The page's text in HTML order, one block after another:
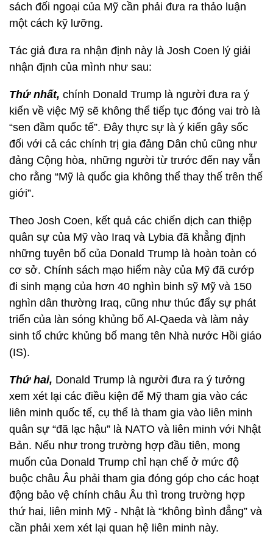
sách đối ngoại của Mỹ cần phải đưa ra thảo luận
một cách kỹ lưỡng.
Tác giả đưa ra nhận định này là Josh Coen lý giải
nhận định của mình như sau:
Thứ nhất, chính Donald Trump là người đưa ra ý
kiến về việc Mỹ sẽ không thể tiếp tục đóng vai trò là
“sen đầm quốc tế”. Đây thực sự là ý kiến gây sốc
đối với cả các chính trị gia đảng Dân chủ cũng như
đảng Cộng hòa, những người từ trước đến nay vẫn
cho rằng “Mỹ là quốc gia không thể thay thế trên thế
giới”.
Theo Josh Coen, kết quả các chiến dịch can thiệp
quân sự của Mỹ vào Iraq và Lybia đã khẳng định
những tuyên bố của Donald Trump là hoàn toàn có
cơ sở. Chính sách mạo hiểm này của Mỹ đã cướp
đi sinh mạng của hơn 40 nghìn binh sỹ Mỹ và 150
nghìn dân thường Iraq, cũng như thúc đẩy sự phát
triển của làn sóng khủng bố Al-Qaeda và làm nảy
sinh tổ chức khủng bố mang tên Nhà nước Hồi giáo
(IS).
Thứ hai, Donald Trump là người đưa ra ý tưởng
xem xét lại các điều kiện để Mỹ tham gia vào các
liên minh quốc tế, cụ thể là tham gia vào liên minh
quân sự “đã lạc hậu” là NATO và liên minh với Nhật
Bản. Nếu như trong trường hợp đầu tiên, mong
muốn của Donald Trump chỉ hạn chế ở mức độ
buộc châu Âu phải tham gia đóng góp cho các hoạt
động bảo vệ chính châu Âu thì trong trường hợp
thứ hai, liên minh Mỹ - Nhật là “không bình đẳng” và
cần phải xem xét lại quan hệ liên minh này.